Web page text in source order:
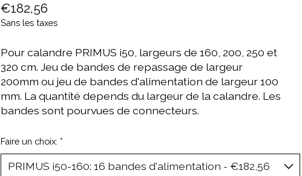
€182,56
Sans les taxes
Pour calandre PRIMUS i50, largeurs de 160, 200, 250 et
320 cm. Jeu de bandes de repassage de largeur
200mm ou jeu de bandes d'alimentation de largeur 100
mm. La quantité depends du largeur de la calandre. Les
bandes sont pourvues de connecteurs.
Faire un choix: *